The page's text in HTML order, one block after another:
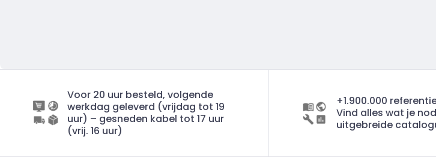
Voor 20 uur besteld, volgende
werkdag geleverd (vrijdag tot 19
uur) – gesneden kabel tot 17 uur
(vrij. 16 uur)
+1.900.000
Vind alles wat je
uitgebreide